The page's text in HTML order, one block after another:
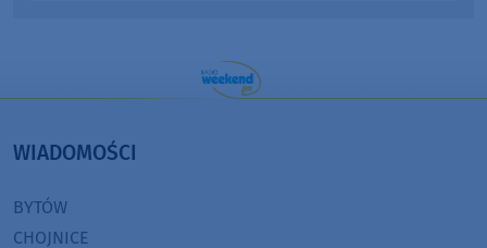
WIADOMOŚCI
BYTÓW
CHOJNICE